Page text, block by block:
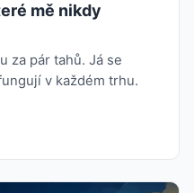
mě nikdy
za pár tahů. Já se
v každém trhu.